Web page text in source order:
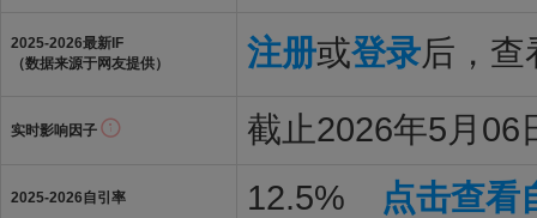
2025-2026最新IF
（数据来源于网友提供）
注册或登录后，查
实时影响因子 截止2026年5月06
2025-2026自引率 12.5% 点击查看